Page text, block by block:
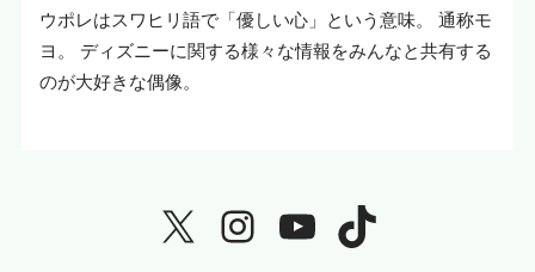
ウポレはスワヒリ語で「優しい心」という意味。 通称モ
ヨ。 ディズニーに関する様々な情報をみんなと共有する
のが大好きな偶像。